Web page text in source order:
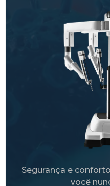
Segurança e
você